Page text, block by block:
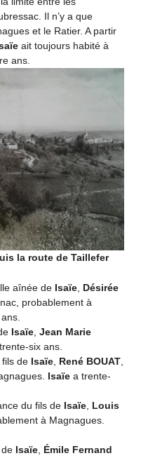
Il n’y a que
et le Ratier. A partir
ait toujours habité à
ans.
la route de Taillefer
aînée de Isaïe, Désirée
probablement à
Isaïe, Jean Marie
six ans.
de Isaïe, René BOUAT,
Isaïea trente-
du fils de Isaïe, Louis
à Magnagues.
Isaïe, Émile Fernand